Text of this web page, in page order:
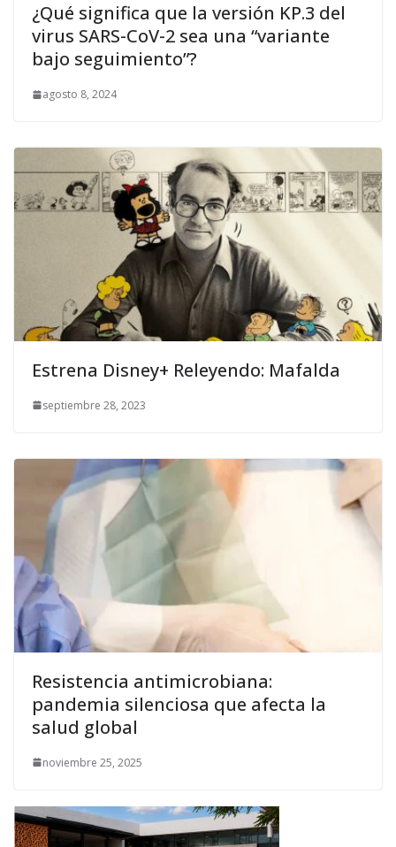
¿Qué significa que la versión KP.3 del
virus SARS-CoV-2 sea una “variante
bajo seguimiento”?
agosto 8, 2024
Estrena Disney+ Releyendo: Mafalda
septiembre 28, 2023
Resistencia antimicrobiana:
pandemia silenciosa que afecta la
salud global
noviembre 25, 2025